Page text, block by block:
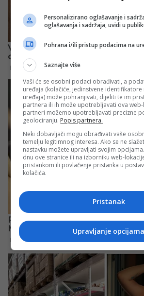
Personalizirano oglašavanje i
oglašavanja i sadržaja, uvidi u
Pohrana i/ili pristup podacima na
Saznajte više
Vaši će se osobni podaci obrađivati, a
uređaja (kolačiće, jedinstvene
uređaja) može pohranjivati, dijeliti te im
partnera ili ih može upotrebljavati ova web-
partneri možemo upotrebljavati precizne
geolociranju. Popis partnera.
Neki dobavljači mogu obrađivati vaše
temelju legitimnog interesa. Ako se ne
nastavku možete upravljati svojim
dnu ove stranice ili na izborniku web-
pristankom ili povlačenje pristanka u
kolačića.
Pristanak
Upravljanje opcijama